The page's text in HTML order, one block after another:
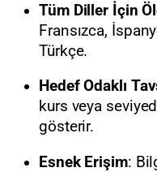
Tüm Diller İçin
Fransızca,
Türkçe.
Hedef Odaklı
kurs veya
gösterir.
Esnek Erişim: